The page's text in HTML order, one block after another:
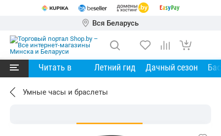
Вся Беларусь
Читать в Летний гид Дачный сезон
Умные часы и браслеты